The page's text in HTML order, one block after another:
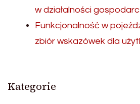
w działalności
Funkcjonalność w
zbiór wskazówek dla
Kategorie